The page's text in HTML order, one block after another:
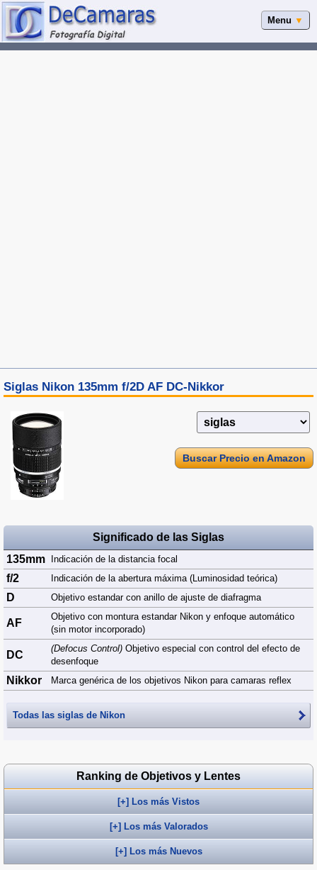
Menu ▼
Siglas Nikon 135mm f/2D AF DC-Nikkor
Buscar Precio en Amazon
Significado de las Siglas
135mm
Indicación de la distancia focal
f/2 Indicación de la abertura máxima (Luminosidad teórica)
D Objetivo estandar con anillo de ajuste de diafragma
AF
Objetivo con montura estandar Nikon y enfoque automático
(sin motor incorporado)
DC
(Defocus Control) Objetivo especial con control del efecto de
desenfoque
Nikkor Marca genérica de los objetivos Nikon para camaras reflex
Todas las siglas de Nikon
Ranking de Objetivos y Lentes
[+] Los más Vistos
[+] Los más Valorados
[+] Los más Nuevos